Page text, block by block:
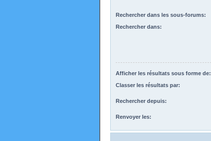
Rechercher dans les sous-forums:
Rechercher dans:
Afficher les résultats sous forme de:
Classer les résultats par:
Rechercher depuis:
Renvoyer les: